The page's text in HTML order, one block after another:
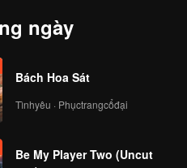
ngày
Bách Hoa Sát
Tìnhyêu · Phụctrangcổđại
Be My Player Two (Uncut